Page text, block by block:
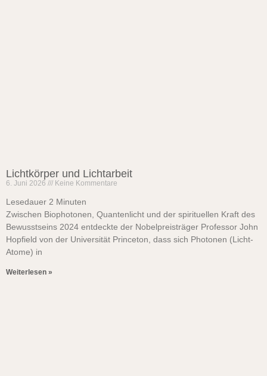
Lichtkörper und Lichtarbeit
6. Juni 2026 Keine Kommentare
Lesedauer 2 Minuten
Zwischen Biophotonen, Quantenlicht und der spirituellen Kraft des
Bewusstseins 2024 entdeckte der Nobelpreisträger Professor John
Hopfield von der Universität Princeton, dass sich Photonen (Licht-
Atome) in
Weiterlesen »